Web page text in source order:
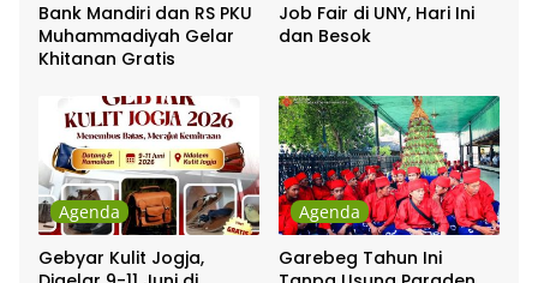
Bank Mandiri dan RS PKU
Muhammadiyah Gelar
Khitanan Gratis
Job Fair di UNY, Hari Ini
dan Besok
Agenda
Gebyar Kulit Jogja,
Agenda
Garebeg Tahun Ini